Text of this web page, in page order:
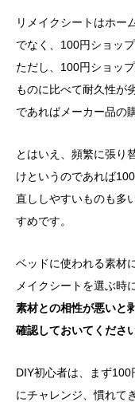
リメイクシートはホー
でなく、100円ショッ
ただし、100円ショッ
ものに比べて耐久性が
であればメーカー品の
とはいえ、頻繁に張り
けというのであれば
直ししやすいものも多
すめです。
ベッドに使われる素材
メイクシートを選ぶ時
素材との相性が悪いと
確認しておいてください
DIY初心者は、まず
にチャレンジ、慣れて